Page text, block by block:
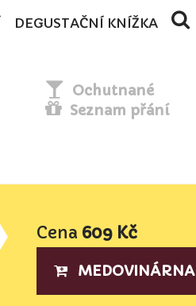
DEGUSTAČNÍ KNÍŽKA
Ochutnané
Seznam přání
Cena 609 Kč
MEDOVINÁRNA